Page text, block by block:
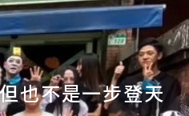
也不是一步登天